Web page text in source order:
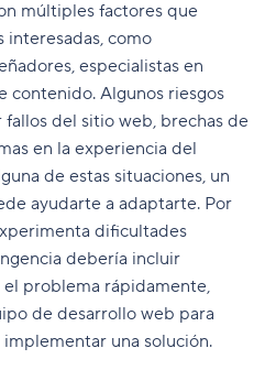
múltiples factores que
interesadas, como
especialistas en
contenido. Algunos riesgos
del sitio web, brechas de
en la experiencia del
de estas situaciones, un
ayudarte a adaptarte. Por
dificultades
debería incluir
problema rápidamente,
de desarrollo web para
una solución.